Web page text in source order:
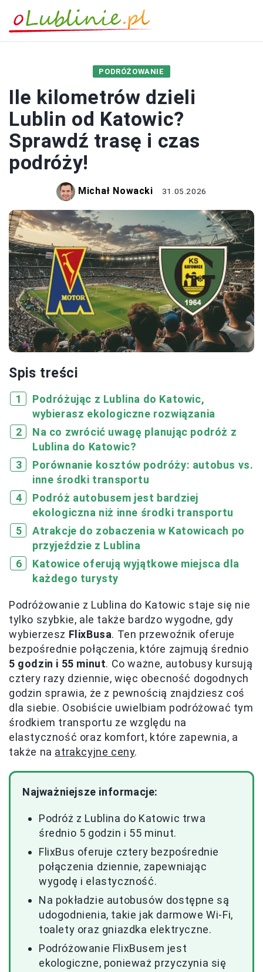
PODRÓŻOWANIE
Ile kilometrów dzieli
Lublin od Katowic?
Sprawdź trasę i czas
podróży!
Michał Nowacki 31.05.2026
Spis treści
Podróżując z Lublina do Katowic,
wybierasz ekologiczne rozwiązania
Na co zwrócić uwagę planując podróż z
Lublina do Katowic?
Porównanie kosztów podróży: autobus vs.
inne środki transportu
Podróż autobusem jest bardziej
ekologiczna niż inne środki transportu
Atrakcje do zobaczenia w Katowicach po
przyjeździe z Lublina
Katowice oferują wyjątkowe miejsca dla
każdego turysty
Podróżowanie z Lublina do Katowic staje się nie
tylko szybkie, ale także bardzo wygodne, gdy
wybierzesz FlixBusa. Ten przewoźnik oferuje
bezpośrednie połączenia, które zajmują średnio
5 godzin i 55 minut. Co ważne, autobusy kursują
cztery razy dziennie, więc obecność dogodnych
godzin sprawia, że z pewnością znajdziesz coś
dla siebie. Osobiście uwielbiam podróżować tym
środkiem transportu ze względu na
elastyczność oraz komfort, które zapewnia, a
także na atrakcyjne ceny.
Najważniejsze informacje:
Podróż z Lublina do Katowic trwa
średnio 5 godzin i 55 minut.
FlixBus oferuje cztery bezpośrednie
połączenia dziennie, zapewniając
wygodę i elastyczność.
Na pokładzie autobusów dostępne są
udogodnienia, takie jak darmowe Wi-Fi,
toalety oraz gniazdka elektryczne.
Podróżowanie FlixBusem jest
ekologiczne, ponieważ przyczynia się